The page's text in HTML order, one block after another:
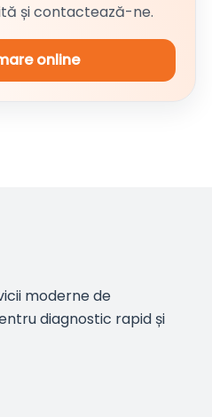
și contactează-ne.
online
moderne de
diagnostic rapid și